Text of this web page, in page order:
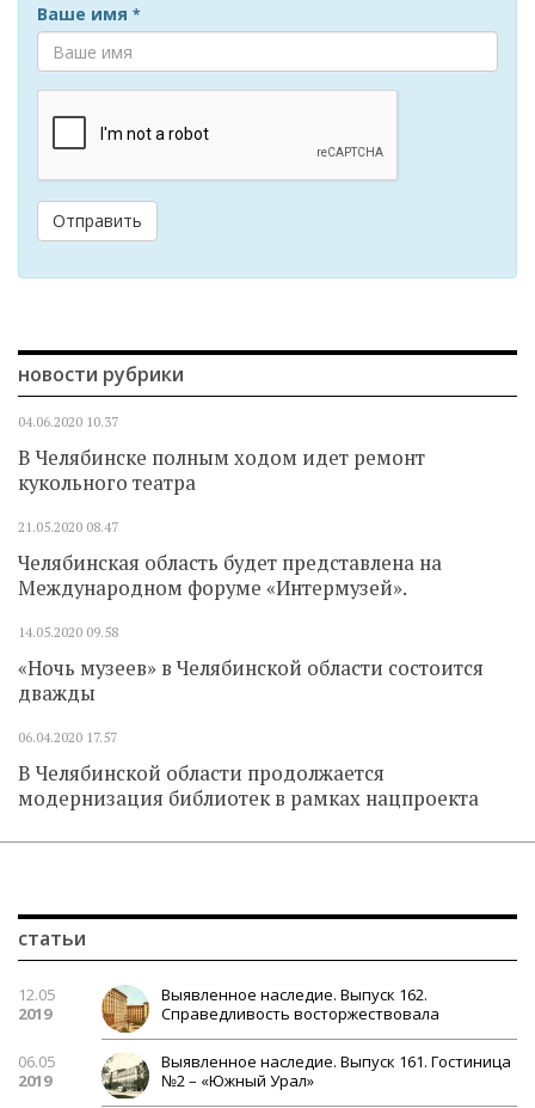
Ваше имя *
Отправить
новости рубрики
04.06.2020 10.37
В Челябинске полным ходом идет ремонт
кукольного театра
21.05.2020 08.47
Челябинская область будет представлена на
Международном форуме «Интермузей».
14.05.2020 09.58
«Ночь музеев» в Челябинской области состоится
дважды
06.04.2020 17.57
В Челябинской области продолжается
модернизация библиотек в рамках нацпроекта
статьи
12.05
2019
Выявленное наследие. Выпуск 162.
Справедливость восторжествовала
06.05
2019
Выявленное наследие. Выпуск 161. Гостиница
№2 – «Южный Урал»